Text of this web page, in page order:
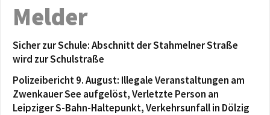
Melder
Sicher zur Schule: Abschnitt der Stahmelner Straße
wird zur Schulstraße
Polizeibericht 9. August: Illegale Veranstaltungen am
Zwenkauer See aufgelöst, Verletzte Person an
Leipziger S-Bahn-Haltepunkt, Verkehrsunfall in Dölzig